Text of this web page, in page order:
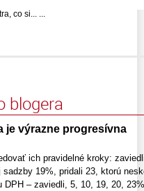
co si... ...
blogera
je výrazne progresívna
ich pravidelné kroky:
sadzby 19%, pridali 23, ktorú
DPH – zaviedli, 5, 10, 19, 20,